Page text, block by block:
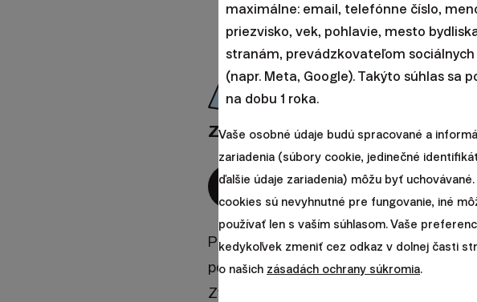
Založte si účet a začnite
Potrebovali sme si overiť všetky naše
postaviť. Zarába pasívne investovanie
Zvyšuje rebalansing výnos a znižuje
maximálne: email, telefónne číslo,
priezvisko, vek, pohlavie, mesto
stranám, prevádzkovateľom
(napr. Meta, Google). Takýto súhlas sa
na dobu 1 roka.
Vaše osobné údaje budú spracované a
zariadenia (súbory cookie, jedinečné
ďalšie údaje zariadenia) môžu byť
cookies sú nevyhnutné pre fungovanie, iné
používať len s vaším súhlasom. Vaše
kedykoľvek zmeniť cez odkaz v dolnej časti
o našich zásadách ochrany súkromia.